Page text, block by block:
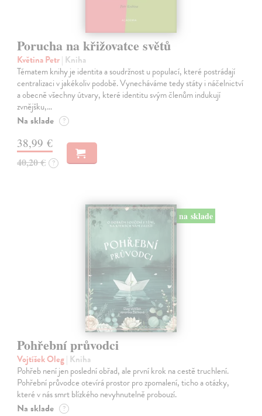
Porucha na křižovatce světů
Květina Petr| Kniha
Tématem knihy je identita a soudržnost u populací, které postrádají
centralizaci v jakékoliv podobě. Vynecháváme tedy státy i náčelnictví
a obecně všechny útvary, které identitu svým členům indukují
zvnějšku,…
Na sklade ?
38,99 €
40,20 € ?
na sklade
Pohřební průvodci
Vojtíšek Oleg| Kniha
Pohřeb není jen poslední obřad, ale první krok na cestě truchlení.
Pohřební průvodce otevírá prostor pro zpomalení, ticho a otázky,
které v nás smrt blízkého nevyhnutelně probouzí.
Na sklade ?